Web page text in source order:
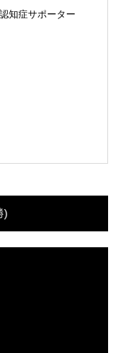
知症サポーター
)